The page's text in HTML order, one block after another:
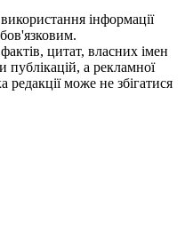
iнформацiї
фактів, цитат, власних імен
публікацій, а рекламної
редакцiї може не збiгатися